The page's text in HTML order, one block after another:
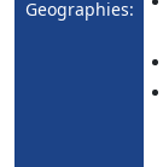
Geographies: